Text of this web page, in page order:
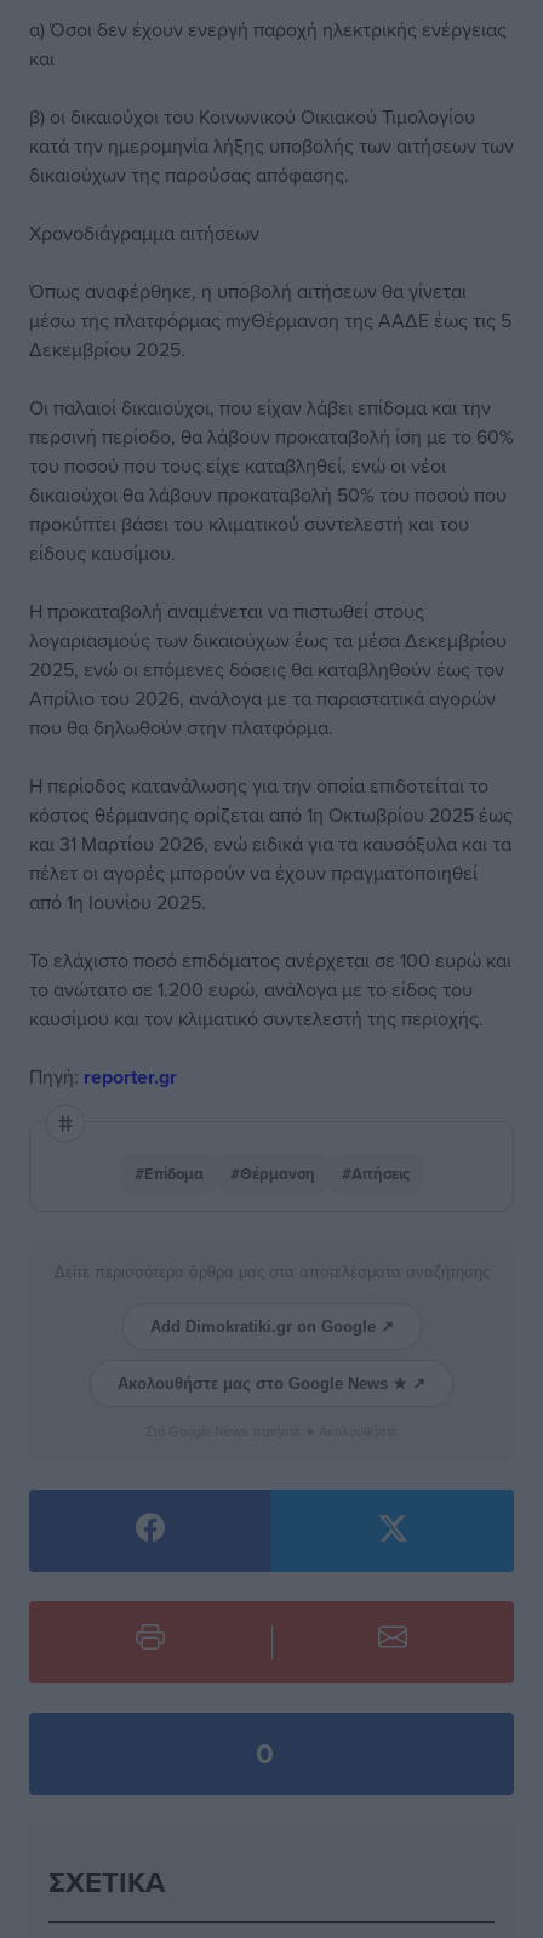
α) Όσοι δεν έχουν ενεργή παροχή ηλεκτρικής ενέργειας
και
β) οι δικαιούχοι του Κοινωνικού Οικιακού Τιμολογίου
κατά την ημερομηνία λήξης υποβολής των αιτήσεων των
δικαιούχων της παρούσας απόφασης.
Χρονοδιάγραμμα αιτήσεων
Όπως αναφέρθηκε, η υποβολή αιτήσεων θα γίνεται
μέσω της πλατφόρμας myΘέρμανση της ΑΑΔΕ έως τις 5
Δεκεμβρίου 2025.
Οι παλαιοί δικαιούχοι, που είχαν λάβει επίδομα και την
περσινή περίοδο, θα λάβουν προκαταβολή ίση με το 60%
του ποσού που τους είχε καταβληθεί, ενώ οι νέοι
δικαιούχοι θα λάβουν προκαταβολή 50% του ποσού που
προκύπτει βάσει του κλιματικού συντελεστή και του
είδους καυσίμου.
Η προκαταβολή αναμένεται να πιστωθεί στους
λογαριασμούς των δικαιούχων έως τα μέσα Δεκεμβρίου
2025, ενώ οι επόμενες δόσεις θα καταβληθούν έως τον
Απρίλιο του 2026, ανάλογα με τα παραστατικά αγορών
που θα δηλωθούν στην πλατφόρμα.
Η περίοδος κατανάλωσης για την οποία επιδοτείται το
κόστος θέρμανσης ορίζεται από 1η Οκτωβρίου 2025 έως
και 31 Μαρτίου 2026, ενώ ειδικά για τα καυσόξυλα και τα
πέλετ οι αγορές μπορούν να έχουν πραγματοποιηθεί
από 1η Ιουνίου 2025.
Το ελάχιστο ποσό επιδόματος ανέρχεται σε 100 ευρώ και
το ανώτατο σε 1.200 ευρώ, ανάλογα με το είδος του
καυσίμου και τον κλιματικό συντελεστή της περιοχής.
Πηγή: reporter.gr
#Επίδομα #Θέρμανση #Αιτήσεις
Δείτε περισσότερα άρθρα μας στα αποτελέσματα αναζήτησης
Add Dimokratiki.gr on Google ↗
Ακολουθήστε μας στο Google News ★ ↗
0
ΣΧΕΤΙΚΆ